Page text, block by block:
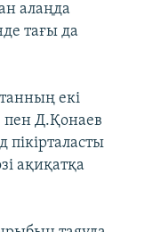
алаңда
тағы да
екі
пен Д.Қонаев
пікірталасты
ақиқатқа